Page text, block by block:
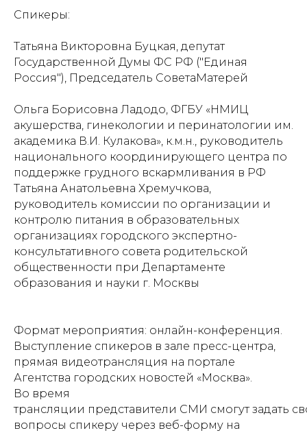
Спикеры:
​Татьяна Викторовна Буцкая, депутат
Государственной Думы ФС РФ ("Единая
Россия"), Председатель СоветаМатерей
Ольга Борисовна Ладодо, ФГБУ «НМИЦ
акушерства, гинекологии и перинатологии им.
академика В.И. Кулакова», к.м.н., руководитель
национального координирующего центра по
поддержке грудного вскармливания в РФ
Татьяна Анатольевна Хремучкова,
руководитель комиссии по организации и
контролю питания в образовательных
организациях городского экспертно-
консультативного совета родительской
общественности при Департаменте
образования и науки г. Москвы
Формат мероприятия: онлайн-конференция.
Выступление спикеров в зале пресс-центра,
прямая видеотрансляция на портале
Агентства городских новостей «Москва».
Во время
трансляции представители СМИ смогут задать
вопросы спикеру через веб-форму на